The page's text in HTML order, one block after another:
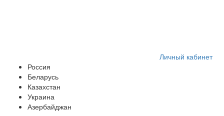
Личный кабинет
Россия
Беларусь
Казахстан
Украина
Азербайджан